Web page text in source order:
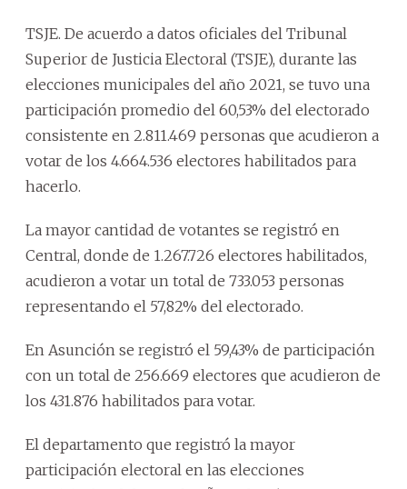
TSJE. De acuerdo a datos oficiales del Tribunal
Superior de Justicia Electoral (TSJE), durante las
elecciones municipales del año 2021, se tuvo una
participación promedio del 60,53% del electorado
consistente en 2.811.469 personas que acudieron a
votar de los 4.664.536 electores habilitados para
hacerlo.
La mayor cantidad de votantes se registró en
Central, donde de 1.267.726 electores habilitados,
acudieron a votar un total de 733.053 personas
representando el 57,82% del electorado.
En Asunción se registró el 59,43% de participación
con un total de 256.669 electores que acudieron de
los 431.876 habilitados para votar.
El departamento que registró la mayor
participación electoral en las elecciones